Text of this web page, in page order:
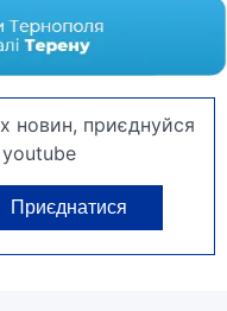
новин, приєднуйся
youtube
Приєднатися